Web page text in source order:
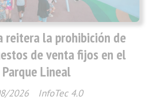
reitera la prohibición de
de venta fijos en el
Parque Lineal
InfoTec 4.0
2026